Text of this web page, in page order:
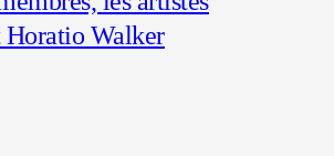
Horatio Walker